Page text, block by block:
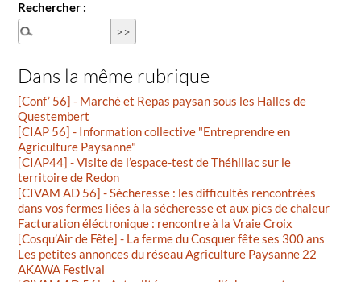
Rechercher :
Dans la même rubrique
[Conf’ 56] - Marché et Repas paysan sous les Halles de
Questembert
[CIAP 56] - Information collective "Entreprendre en
Agriculture Paysanne"
[CIAP44] - Visite de l’espace-test de Théhillac sur le
territoire de Redon
[CIVAM AD 56] - Sécheresse : les difficultés rencontrées
dans vos fermes liées à la sécheresse et aux pics de chaleur
Facturation éléctronique : rencontre à la Vraie Croix
[Cosqu’Air de Fête] - La ferme du Cosquer fête ses 300 ans
Les petites annonces du réseau Agriculture Paysanne 22
AKAWA Festival